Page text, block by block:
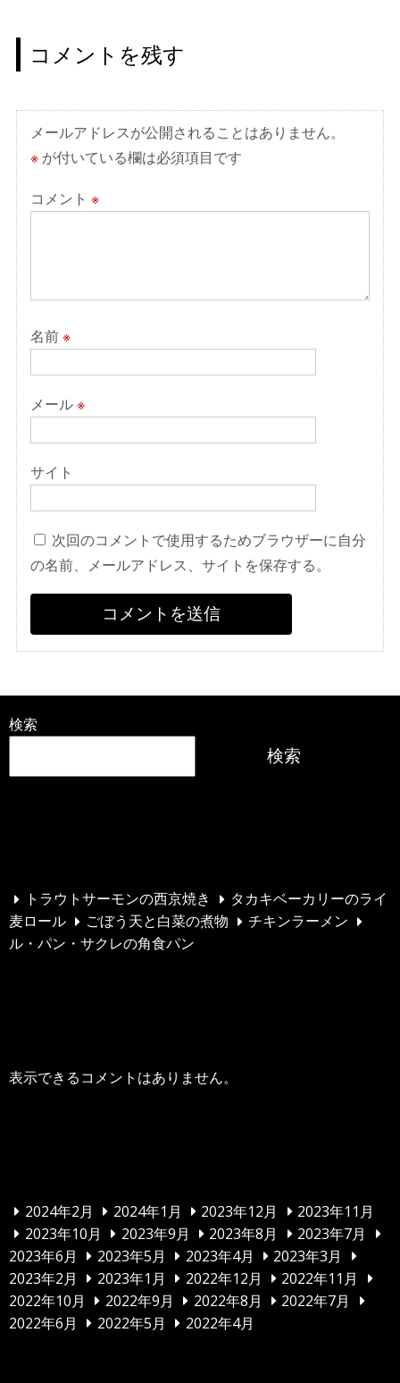
ゲ
ー
シ
ョ
ン
コメントを残す
メールアドレスが公開されることはありません。
※が付いている欄は必須項目です
コメント ※
名前※
メール※
サイト
次回のコメントで使用するためブラウザーに自分
の名前、メールアドレス、サイトを保存する。
検索
検索
トラウトサーモンの西京焼き
タカキベーカリーのライ
麦ロール
ごぼう天と白菜の煮物
チキンラーメン
ル・パン・サクレの角食パン
表示できるコメントはありません。
2024年2月 2024年1月 2023年12月
2023年11月
2023年10月
2023年9月 2023年8月
2023年7月
2023年6月
2023年5月 2023年4月
2023年3月
2023年2月
2023年1月 2022年12月
2022年11月
2022年10月
2022年9月 2022年8月
2022年7月
2022年6月
2022年5月 2022年4月